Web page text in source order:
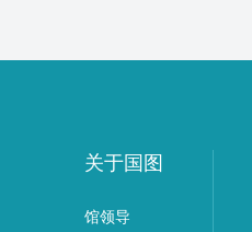
关于国图
馆领导